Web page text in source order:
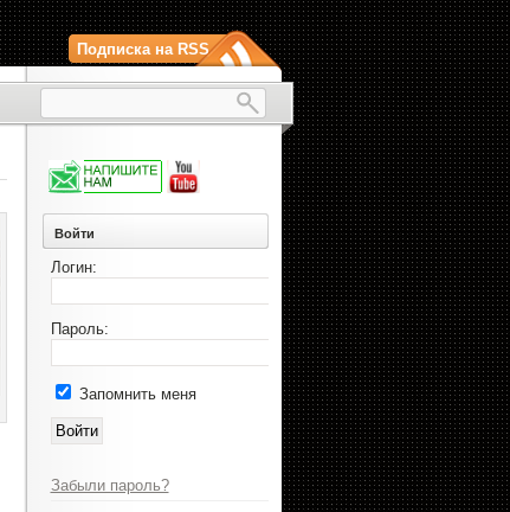
Подписка на RSS
Войти
Логин:
Пароль:
Запомнить меня
Забыли пароль?